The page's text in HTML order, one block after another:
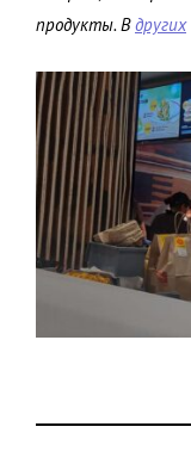
продукты. В других